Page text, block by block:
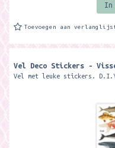
In
Toevoegen aan
Vel Deco Stickers -
Vel met leuke stickers.